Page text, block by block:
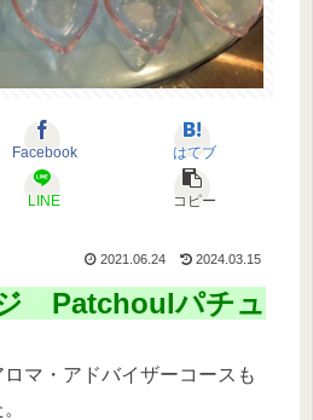
Facebook はてブ
LINE コピー
2021.06.24 2024.03.15
Patchoulパチュ
マ・アドバイザーコースも